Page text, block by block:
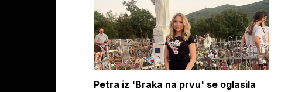
Petra iz 'Braka na prvu' se oglasila